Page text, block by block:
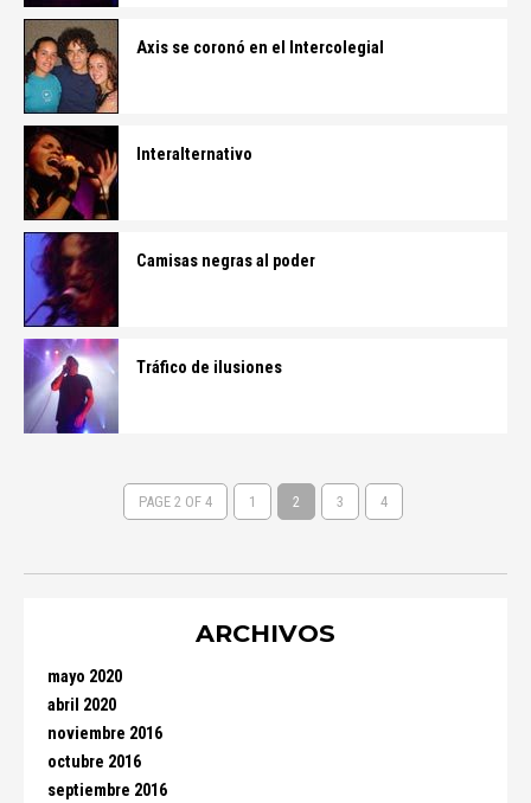
Axis se coronó en el Intercolegial
Interalternativo
Camisas negras al poder
Tráfico de ilusiones
PAGE 2 OF 4 1 2 3 4
ARCHIVOS
mayo 2020
abril 2020
noviembre 2016
octubre 2016
septiembre 2016